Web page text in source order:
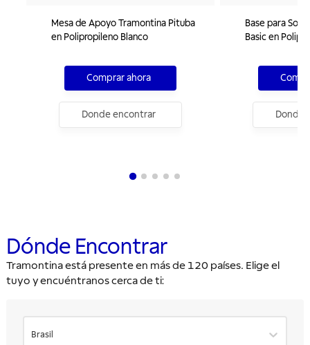
Mesa de Apoyo Tramontina Pituba
en Polipropileno Blanco
Comprar ahora
Donde encontrar
Base para
Basic en
Donde
Dónde Encontrar
Tramontina está presente en más de 120 países. Elige el
tuyo y encuéntranos cerca de ti:
Brasil